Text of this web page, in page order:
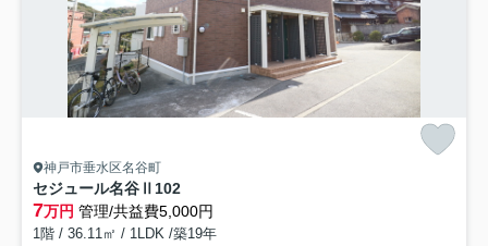
神戸市垂水区名谷町
セジュール名谷Ⅱ 102
7万円 管理/共益費5,000円
1階 / 36.11㎡ / 1LDK /築19年